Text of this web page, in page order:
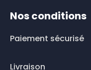
Nos conditions
Paiement sécurisé
Livraison